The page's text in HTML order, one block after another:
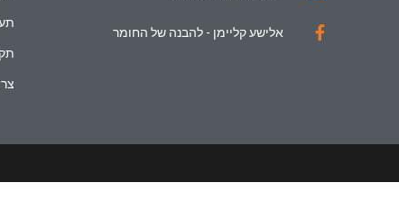
אלישע קליימן - להבנה של החומר